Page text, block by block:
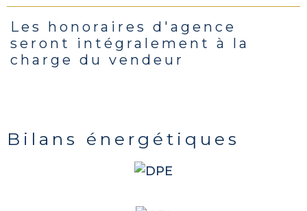
Les honoraires d'agence
seront intégralement à la
charge du vendeur
Bilans énergétiques